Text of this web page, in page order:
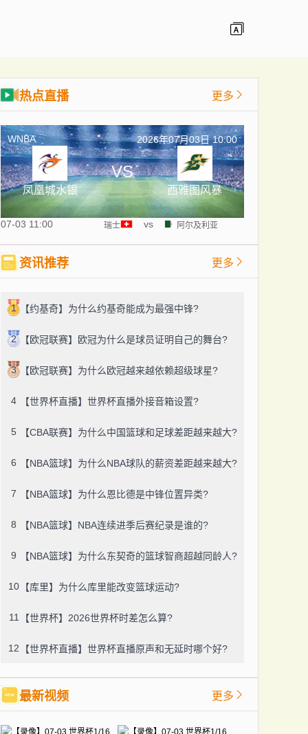
热点直播 更多
WNBA 2026年07月03日 10:00
凤凰城水银
VS
西雅图风暴
07-03 11:00 瑞士 vs 阿尔及利亚
资讯推荐 更多
1 【约基奇】为什么约基奇能成为最强中锋?
2 【欧冠联赛】欧冠为什么是球员证明自己的舞台?
3 【欧冠联赛】为什么欧冠越来越依赖超级球星?
4 【世界杯直播】世界杯直播外接音箱设置?
5 【CBA联赛】为什么中国篮球和足球差距越来越大?
6 【NBA篮球】为什么NBA球队的薪资差距越来越大?
7 【NBA篮球】为什么恩比德是中锋位置异类?
8 【NBA篮球】NBA连续进季后赛纪录是谁的?
9 【NBA篮球】为什么东契奇的篮球智商超越同龄人?
10 【库里】为什么库里能改变篮球运动?
11 【世界杯】2026世界杯时差怎么算?
12 【世界杯直播】世界杯直播原声和无延时哪个好?
最新视频 更多